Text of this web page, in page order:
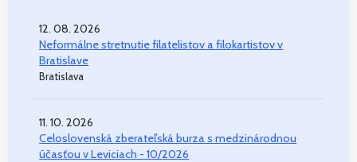
12. 08. 2026
Neformálne stretnutie filatelistov a filokartistov v
Bratislave
Bratislava
11. 10. 2026
Celoslovenská zberateľská burza s medzinárodnou
účasťou v Leviciach - 10/2026